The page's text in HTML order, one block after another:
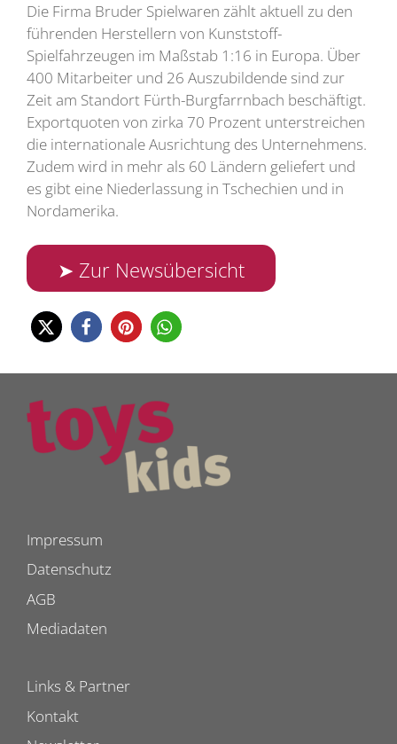
Die Firma Bruder Spielwaren zählt aktuell zu den
führenden Herstellern von Kunststoff-
Spielfahrzeugen im Maßstab 1:16 in Europa. Über
400 Mitarbeiter und 26 Auszubildende sind zur
Zeit am Standort Fürth-Burgfarrnbach beschäftigt.
Exportquoten von zirka 70 Prozent unterstreichen
die internationale Ausrichtung des Unternehmens.
Zudem wird in mehr als 60 Ländern geliefert und
es gibt eine Niederlassung in Tschechien und in
Nordamerika.
➤ Zur Newsübersicht
Impressum
Datenschutz
AGB
Mediadaten
Links & Partner
Kontakt